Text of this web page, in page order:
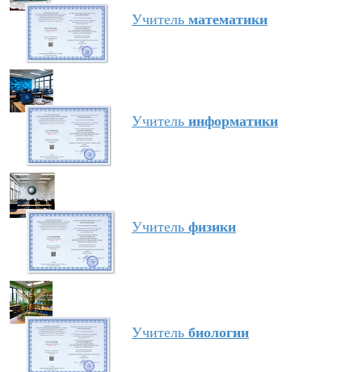
Учитель математики
Учитель информатики
Учитель физики
Учитель биологии